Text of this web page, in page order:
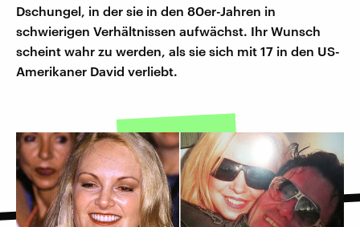
Dschungel, in der sie in den 80er-Jahren in
schwierigen Verhältnissen aufwächst. Ihr Wunsch
scheint wahr zu werden, als sie sich mit 17 in den US-
Amerikaner David verliebt.